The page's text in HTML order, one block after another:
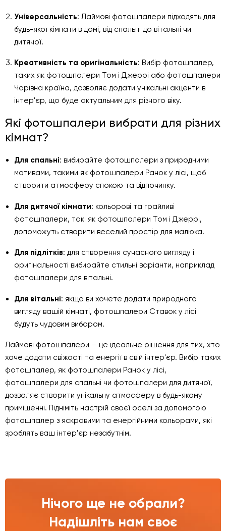
Універсальність: Лаймові фотошпалери підходять для
будь-якої кімнати в домі, від спальні до вітальні чи
дитячої.
Креативність та оригінальність: Вибір фотошпалер,
таких як фотошпалери Том і Джеррі або фотошпалери
Чарівна країна, дозволяє додати унікальні акценти в
інтер'єр, що буде актуальним для різного віку.
Які фотошпалери вибрати для різних
кімнат?
Для спальні: вибирайте фотошпалери з природними
мотивами, такими як фотошпалери Ранок у лісі, щоб
створити атмосферу спокою та відпочинку.
Для дитячої кімнати: кольорові та грайливі
фотошпалери, такі як фотошпалери Том і Джеррі,
допоможуть створити веселий простір для малюка.
Для підлітків: для створення сучасного вигляду і
оригінальності вибирайте стильні варіанти, наприклад
фотошпалери для вітальні.
Для вітальні: якщо ви хочете додати природного
вигляду вашій кімнаті, фотошпалери Ставок у лісі
будуть чудовим вибором.
Лаймові фотошпалери — це ідеальне рішення для тих, хто
хоче додати свіжості та енергії в свій інтер'єр. Вибір таких
фотошпалер, як фотошпалери Ранок у лісі,
фотошпалери для спальні чи фотошпалери для дитячої,
дозволяє створити унікальну атмосферу в будь-якому
приміщенні. Підніміть настрій своєї оселі за допомогою
фотошпалер з яскравими та енергійними кольорами, які
зроблять ваш інтер'єр незабутнім.
Нічого ще не обрали?
Надішліть нам своє